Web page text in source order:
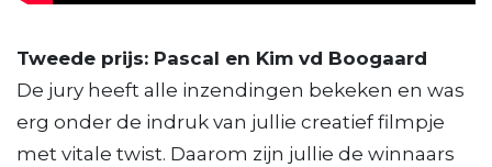
Tweede prijs: Pascal en Kim vd Boogaard
De jury heeft alle inzendingen bekeken en was
erg onder de indruk van jullie creatief filmpje
met vitale twist. Daarom zijn jullie de winnaars